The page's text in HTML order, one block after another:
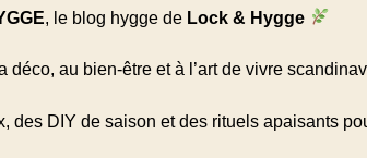
, le blog hygge de Lock & Hygge
déco, au bien-être et à l’art de vivre
des DIY de saison et des rituels apaisants